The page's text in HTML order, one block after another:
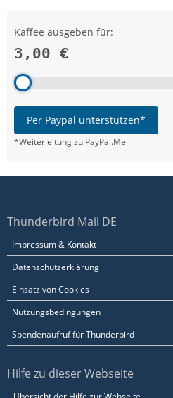
Kaffee ausgeben für:
3,00 €
Per Paypal unterstützen*
*Weiterleitung zu PayPal.Me
Thunderbird Mail DE
Impressum & Kontakt
Datenschutzerklärung
Einsatz von Cookies
Nutzungsbedingungen
Spendenaufruf für Thunderbird
Hilfe zu dieser Webseite